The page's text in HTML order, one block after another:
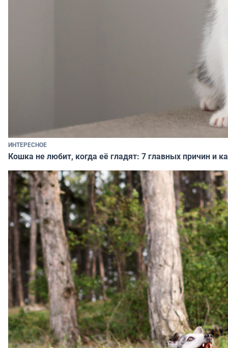
ИНТЕРЕСНОЕ
Кошка не любит, когда её гладят: 7 главных причин и